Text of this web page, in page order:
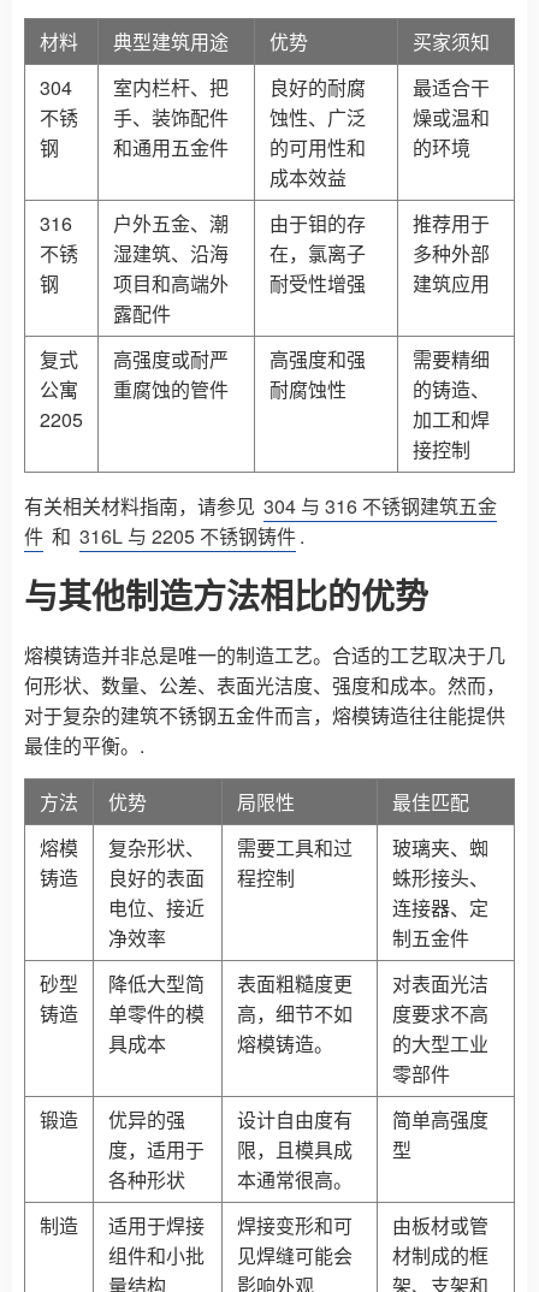
材料 典型建筑用途 优势
买家须知
304
不锈
钢
室内栏杆、把
手、装饰配件
和通用五金件
良好的耐腐
蚀性、广泛
的可用性和
成本效益
最适合干
燥或温和
的环境
316
不锈
钢
户外五金、潮
湿建筑、沿海
项目和高端外
露配件
由于钼的存
在，氯离子
耐受性增强
推荐用于
多种外部
建筑应用
复式
公寓
2205
高强度或耐严
重腐蚀的管件
高强度和强
耐腐蚀性
需要精细
的铸造、
加工和焊
接控制
有关相关材料指南，请参见 304 与 316 不锈钢建筑五金
件 和 316L 与 2205 不锈钢铸件.
与其他制造方法相比的优势
熔模铸造并非总是唯一的制造工艺。合适的工艺取决于几
何形状、数量、公差、表面光洁度、强度和成本。然而，
对于复杂的建筑不锈钢五金件而言，熔模铸造往往能提供
最佳的平衡。.
方法 优势 局限性
最佳匹配
熔模
铸造
复杂形状、
良好的表面
电位、接近
净效率
需要工具和过
程控制
玻璃夹、蜘
蛛形接头、
连接器、定
制五金件
砂型
铸造
降低大型简
单零件的模
具成本
表面粗糙度更
高，细节不如
熔模铸造。
对表面光洁
度要求不高
的大型工业
零部件
锻造
优异的强
度，适用于
各种形状
设计自由度有
限，且模具成
本通常很高。
简单高强度
型
制造
适用于焊接
组件和小批
量结构
焊接变形和可
见焊缝可能会
影响外观
由板材或管
材制成的框
架、支架和